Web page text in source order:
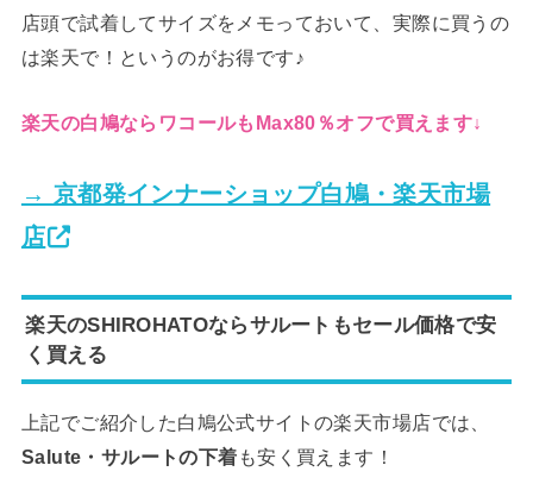
店頭で試着してサイズをメモっておいて、実際に買うの
は楽天で！というのがお得です♪
楽天の白鳩ならワコールもMax80％オフで買えます↓
→ 京都発インナーショップ白鳩・楽天市場
店
楽天のSHIROHATOならサルートもセール価格で安
く買える
上記でご紹介した白鳩公式サイトの楽天市場店では、
Salute・サルートの下着 も安く買えます！